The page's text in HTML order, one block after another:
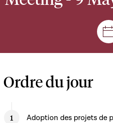
Ordre du jour
Adoption des projets de